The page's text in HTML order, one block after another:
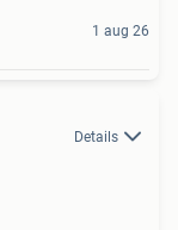
1 aug 26
Details